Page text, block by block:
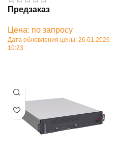
Предзаказ
Цена: по запросу
Дата обновления цены: 26.01.2026
10:23